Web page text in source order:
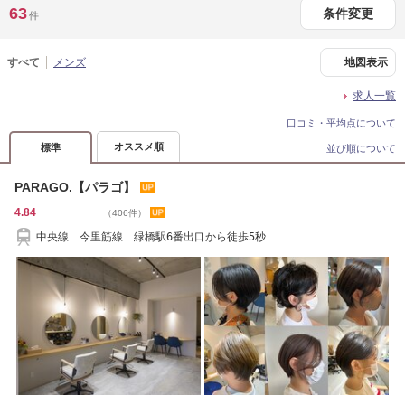
63件 条件変更
すべて メンズ 地図表示
求人一覧
口コミ・平均点について
標準 オススメ順 並び順について
PARAGO.【パラゴ】
4.84 （406件）
中央線 今里筋線 緑橋駅6番出口から徒歩5秒